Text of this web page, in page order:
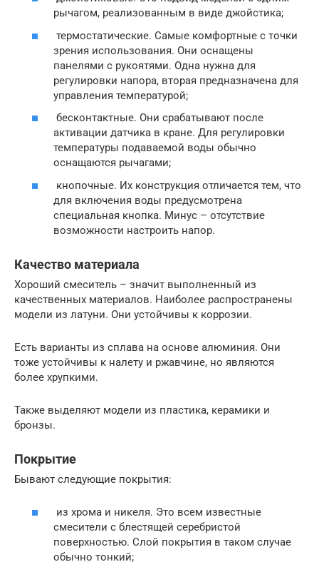
рычагом, реализованным в виде джойстика;
термостатические. Самые комфортные с точки
зрения использования. Они оснащены
панелями с рукоятями. Одна нужна для
регулировки напора, вторая предназначена для
управления температурой;
бесконтактные. Они срабатывают после
активации датчика в кране. Для регулировки
температуры подаваемой воды обычно
оснащаются рычагами;
кнопочные. Их конструкция отличается тем, что
для включения воды предусмотрена
специальная кнопка. Минус – отсутствие
возможности настроить напор.
Качество материала
Хороший смеситель – значит выполненный из
качественных материалов. Наиболее распространены
модели из латуни. Они устойчивы к коррозии.
Есть варианты из сплава на основе алюминия. Они
тоже устойчивы к налету и ржавчине, но являются
более хрупкими.
Также выделяют модели из пластика, керамики и
бронзы.
Покрытие
Бывают следующие покрытия:
из хрома и никеля. Это всем известные
смесители с блестящей серебристой
поверхностью. Слой покрытия в таком случае
обычно тонкий;